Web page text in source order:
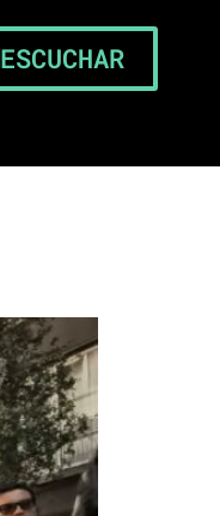
ESCUCHAR